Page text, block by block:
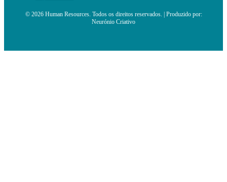
© 2026 Human Resources. Todos os direitos reservados. | Produzido por:
Neurónio Criativo